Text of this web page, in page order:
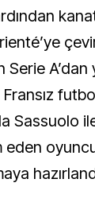
A’dan
Fransız
Sassuolo
eden